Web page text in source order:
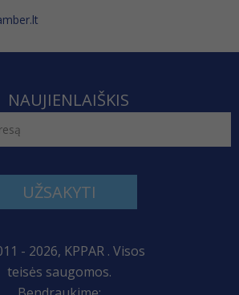
NAUJIENLAIŠKIS
UŽSAKYTI
- 2026, KPPAR . Visos
teisės saugomos.